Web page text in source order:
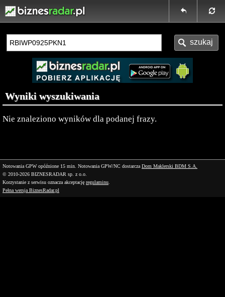
Wyniki wyszukiwania
Nie znaleziono wyników dla podanej frazy.
Notowania GPW opóźnione 15 min. Notowania GPW/NC dostarcza Dom Maklerski BDM S.A.
© 2010-2026 BIZNESRADAR sp. z o.o.
Korzystanie z serwisu oznacza akceptację regulaminu
Pełna wersja BiznesRadar.pl